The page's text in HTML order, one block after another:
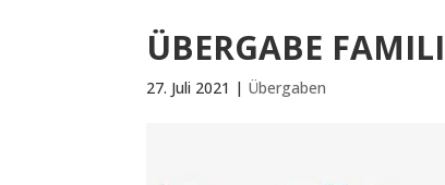
ÜBERGABE
27. Juli 2021 | Übergaben